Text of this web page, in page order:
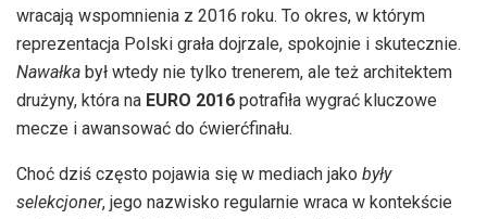
wracają wspomnienia z 2016 roku. To okres, w którym
reprezentacja Polski grała dojrzale, spokojnie i skutecznie.
Nawałka był wtedy nie tylko trenerem, ale też architektem
drużyny, która na EURO 2016 potrafiła wygrać kluczowe
mecze i awansować do ćwierćfinału.
Choć dziś często pojawia się w mediach jako były
selekcjoner, jego nazwisko regularnie wraca w kontekście